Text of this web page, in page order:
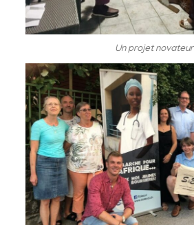
Un projet novateur